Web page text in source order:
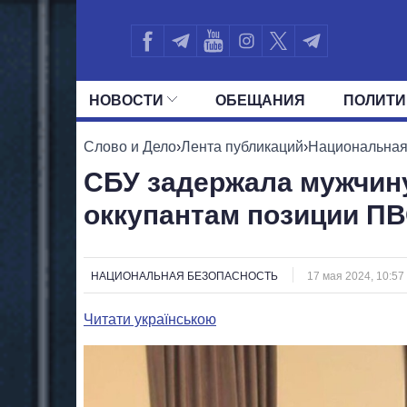
НОВОСТИ ОБЕЩАНИЯ
ВСЕ ПОЛИТИКИ ПРЕЗИДЕНТ И
Слово и Дело›Лента публикаций›
СБУ задержала
оккупантам позиции
НАЦИОНАЛЬНАЯ БЕЗОПАСНОСТЬ 17 мая 2024, 10:57
Читати українською